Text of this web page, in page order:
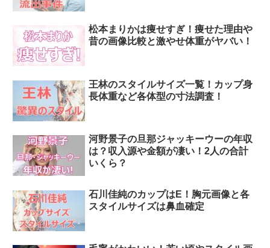
松本まりかは痩せすぎ！痩せた理由や
昔の画像比較と激やせ体重がヤバい！
王林のスタイルサイズ一覧！カップ身
長体重など各体型の寸法調査！
河野景子の旦那ジャッキーウーの年収
は？収入源や金額が凄い！2人の合計
いくら？
石川佳純のカップはE！胸元画像と各
スタイルサイズは鼻血確定